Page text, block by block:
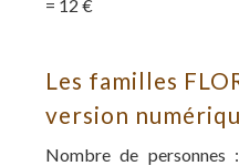
= 12 €
Les familles
version
Nombre de